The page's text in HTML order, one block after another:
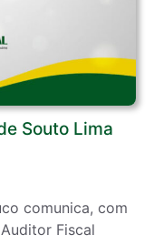
Souto Lima
comunica, com
Fiscal